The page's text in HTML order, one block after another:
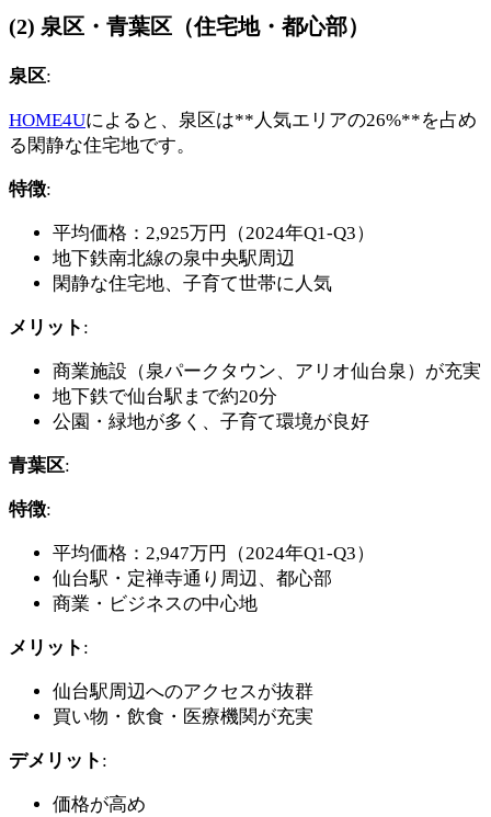
(2) 泉区・青葉区（住宅地・都心部）
泉区:
HOME4Uによると、泉区は**人気エリアの26%**を占め
る閑静な住宅地です。
特徴:
平均価格：2,925万円（2024年Q1-Q3）
地下鉄南北線の泉中央駅周辺
閑静な住宅地、子育て世帯に人気
メリット :
商業施設（泉パークタウン、アリオ仙台泉）が充実
地下鉄で仙台駅まで約20分
公園・緑地が多く、子育て環境が良好
青葉区:
特徴:
平均価格：2,947万円（2024年Q1-Q3）
仙台駅・定禅寺通り周辺、都心部
商業・ビジネスの中心地
メリット :
仙台駅周辺へのアクセスが抜群
買い物・飲食・医療機関が充実
デメリット :
価格が高め